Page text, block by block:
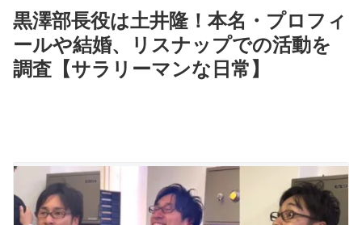
黒澤部長役は土井隆！本名・プロフィ
ールや結婚、リスナップでの活動を
調査【サラリーマンな日常】